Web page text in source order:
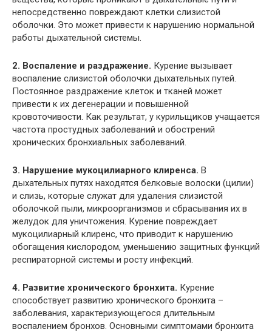
непосредственно повреждают клетки слизистой
оболочки. Это может привести к нарушению нормальной
работы дыхательной системы.
2. Воспаление и раздражение. Курение вызывает
воспаление слизистой оболочки дыхательных путей.
Постоянное раздражение клеток и тканей может
привести к их дегенерации и повышенной
кровоточивости. Как результат, у курильщиков учащается
частота простудных заболеваний и обострений
хронических бронхиальных заболеваний.
3. Нарушение мукоцилиарного клиренса. В
дыхательных путях находятся белковые волоски (цилии)
и слизь, которые служат для удаления слизистой
оболочкой пыли, микроорганизмов и сбрасывания их в
желудок для уничтожения. Курение повреждает
мукоцилиарный клиренс, что приводит к нарушению
обогащения кислородом, уменьшению защитных функций
респираторной системы и росту инфекций.
4. Развитие хронического бронхита. Курение
способствует развитию хронического бронхита –
заболевания, характеризующегося длительным
воспалением бронхов. Основными симптомами бронхита